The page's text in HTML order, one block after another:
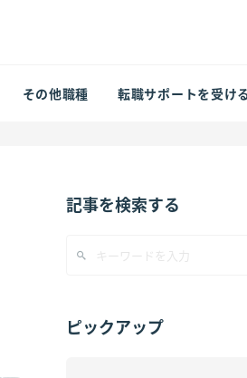
その他職種 転職サポートを受け
記事を検索する
ピックアップ